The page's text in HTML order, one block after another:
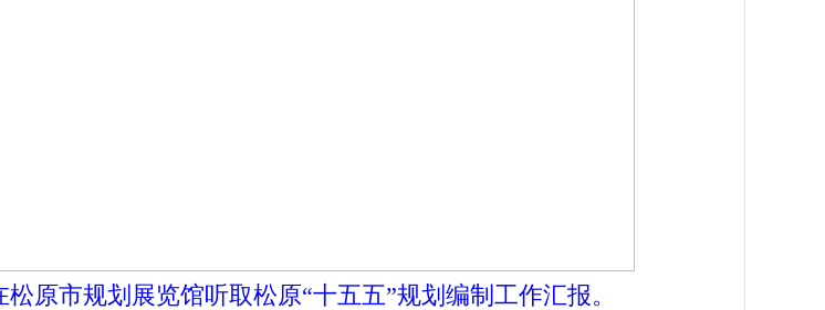
市规划展览馆听取松原“十五五”规划编制工作汇报。